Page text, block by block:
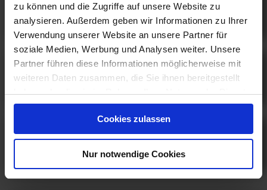
zu können und die Zugriffe auf unsere Website zu
analysieren. Außerdem geben wir Informationen zu Ihrer
Verwendung unserer Website an unsere Partner für
soziale Medien, Werbung und Analysen weiter. Unsere
Partner führen diese Informationen möglicherweise mit
weiteren Daten zusammen, die Sie ihnen bereitgestellt
haben oder die sie im Rahmen Ihrer Nutzung der Dienste
gesammelt haben.
Cookies zulassen
Nur notwendige Cookies
Westliches Mittelmeer...
ab496 €
Östliches Mittelmeer
Östliches Mittelmeer ...
ab627 €
Island Spitzbergen 8 ...